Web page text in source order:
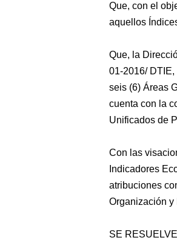
Que, con el
aquellos
Que, la
01-2016/
seis (6) Áreas
cuenta con la
Unificados de
Con las
Indicadores
atribuciones
Organización y
SE